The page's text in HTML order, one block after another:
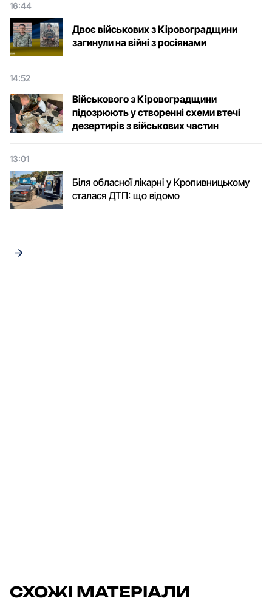
16:44
Двоє військових з Кіровоградщини
загинули на війні з росіянами
14:52
Військового з Кіровоградщини
підозрюють у створенні схеми втечі
дезертирів з військових частин
13:01
Біля обласної лікарні у Кропивницькому
сталася ДТП: що відомо
СХОЖІ МАТЕРІАЛИ